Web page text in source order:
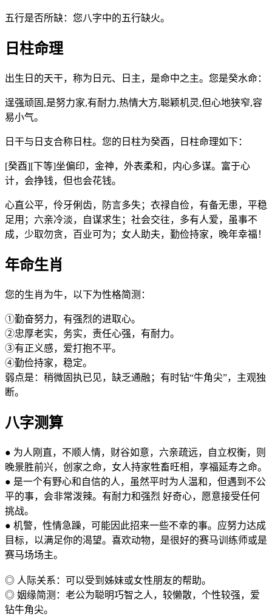
五行是否所缺：您八字中的五行缺火。
日柱命理
出生日的天干，称为日元、日主，是命中之主。您是癸水命：
逞强顽固,是努力家,有耐力,热情大方,聪颖机灵,但心地狭窄,容
易小气。
日干与日支合称日柱。您的日柱为癸酉，日柱命理如下：
[癸酉][下等]坐偏印，金神，外表柔和，内心多谋。富于心
计，会挣钱，但也会花钱。
心直公平，伶牙俐齿，防言多失；衣禄自俭，有备无患，平稳
足用；六亲冷淡，自谋求生；社会交往，多有人爱，虽事不
成，少取勿贪，百业可为；女人助夫，勤俭持家，晚年幸福！
年命生肖
您的生肖为牛，以下为性格简测：
①勤奋努力，有强烈的进取心。
②忠厚老实，务实，责任心强，有耐力。
③有正义感，爱打抱不平。
④勤俭持家，稳定。
弱点是：稍微固执已见，缺乏通融；有时钻“牛角尖”，主观独
断。
八字测算
● 为人刚直，不顺人情，财谷如意，六亲疏远，自立权衡，则
晚景胜前兴，创家之命，女人持家牲畜旺相，享福延寿之命。
● 是一个有野心和自信的人，虽然平时为人温和，但遇到不公
平的事，会非常泼辣。有耐力和强烈 好奇心，愿意接受任何
挑战。
● 机警，性情急躁，可能因此招来一些不幸的事。应努力达成
目标，以满足你的渴望。喜欢动物，是很好的赛马训练师或是
赛马场场主。
◎ 人际关系：可以受到姊妹或女性朋友的帮助。
◎ 姻缘简测：老公为聪明巧智之人，较懒散，个性较强，爱
钻牛角尖。